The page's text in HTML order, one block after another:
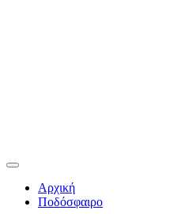
Αρχική
Ποδόσφαιρο